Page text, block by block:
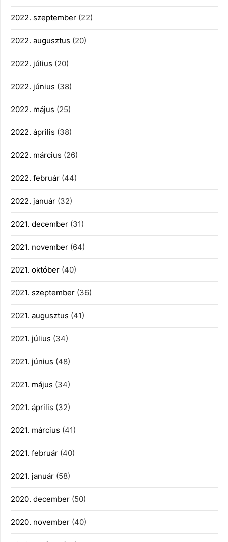
2022. szeptember (22)
2022. augusztus (20)
2022. július (20)
2022. június (38)
2022. május (25)
2022. április (38)
2022. március (26)
2022. február (44)
2022. január (32)
2021. december (31)
2021. november (64)
2021. október (40)
2021. szeptember (36)
2021. augusztus (41)
2021. július (34)
2021. június (48)
2021. május (34)
2021. április (32)
2021. március (41)
2021. február (40)
2021. január (58)
2020. december (50)
2020. november (40)